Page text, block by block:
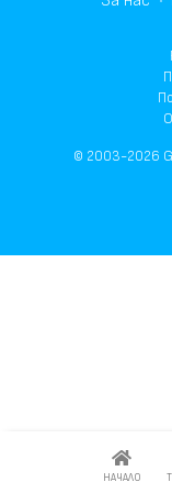
НАЧАЛО
© 2003-2026